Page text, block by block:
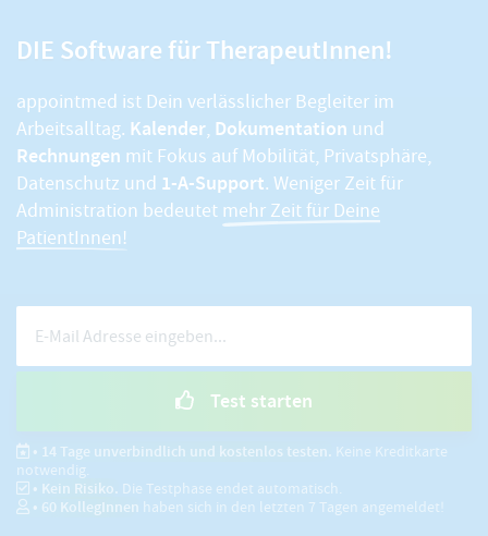
DIE Software für TherapeutInnen!
appointmed ist Dein verlässlicher Begleiter im
Arbeitsalltag. Kalender, Dokumentation und
Rechnungen mit Fokus auf Mobilität, Privatsphäre,
Datenschutz und 1-A-Support. Weniger Zeit für
Administration bedeutet mehr Zeit für Deine
PatientInnen!
Test starten
• 14 Tage unverbindlich und kostenlos testen. Keine Kreditkarte
notwendig.
• Kein Risiko. Die Testphase endet automatisch.
• 60 KollegInnen haben sich in den letzten 7 Tagen angemeldet!